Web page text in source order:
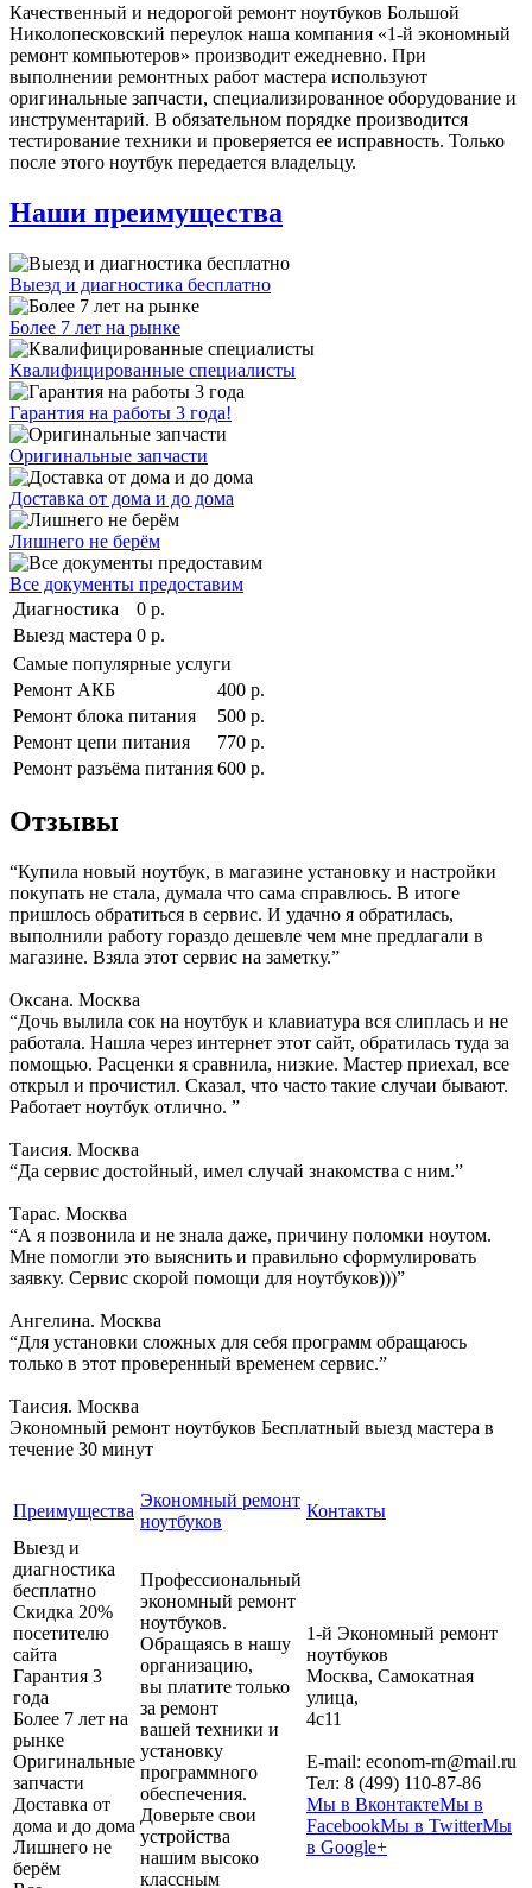
Качественный и недорогой ремонт ноутбуков Большой
Николопесковский переулок наша компания «1-й экономный
ремонт компьютеров» производит ежедневно. При
выполнении ремонтных работ мастера используют
оригинальные запчасти, специализированное оборудование и
инструментарий. В обязательном порядке производится
тестирование техники и проверяется ее исправность. Только
после этого ноутбук передается владельцу.
Наши преимущества
Выезд и диагностика бесплатно
Более 7 лет на рынке
Квалифицированные специалисты
Гарантия на работы 3 года!
Оригинальные запчасти
Доставка от дома и до дома
Лишнего не берём
Все документы предоставим
Диагностика
0 р.
Выезд мастера 0 р.
Самые популярные услуги
Ремонт АКБ
400 р.
Ремонт блока питания
500 р.
Ремонт цепи питания
770 р.
Ремонт разъёма питания 600 р.
Отзывы
“Купила новый ноутбук, в магазине установку и настройки
покупать не стала, думала что сама справлюсь. В итоге
пришлось обратиться в сервис. И удачно я обратилась,
выполнили работу гораздо дешевле чем мне предлагали в
магазине. Взяла этот сервис на заметку.”
Оксана. Москва
“Дочь вылила сок на ноутбук и клавиатура вся слиплась и не
работала. Нашла через интернет этот сайт, обратилась туда за
помощью. Расценки я сравнила, низкие. Мастер приехал, все
открыл и прочистил. Сказал, что часто такие случаи бывают.
Работает ноутбук отлично. ”
Таисия. Москва
“Да сервис достойный, имел случай знакомства с ним.”
Тарас. Москва
“А я позвонила и не знала даже, причину поломки ноутом.
Мне помогли это выяснить и правильно сформулировать
заявку. Сервис скорой помощи для ноутбуков)))”
Ангелина. Москва
“Для установки сложных для себя программ обращаюсь
только в этот проверенный временем сервис.”
Таисия. Москва
Экономный ремонт ноутбуков Бесплатный выезд мастера в
течение 30 минут
Преимущества
Экономный ремонт
ноутбуков
Контакты
Выезд и
диагностика
бесплатно
Скидка 20%
посетителю
сайта
Гарантия 3
года
Более 7 лет на
рынке
Оригинальные
запчасти
Доставка от
дома и до дома
Лишнего не
берём
Профессиональный
экономный ремонт
ноутбуков.
Обращаясь в нашу
организацию,
вы платите только
за ремонт
вашей техники и
установку
программного
обеспечения.
Доверьте свои
устройства
нашим высоко
классным
1-й Экономный ремонт
ноутбуков
Москва, Самокатная
улица,
4с11
E-mail: econom-rn@mail.ru
Тел: 8 (499) 110-87-86
Мы в ВконтактеМы в
FacebookМы в TwitterМы
в Google+